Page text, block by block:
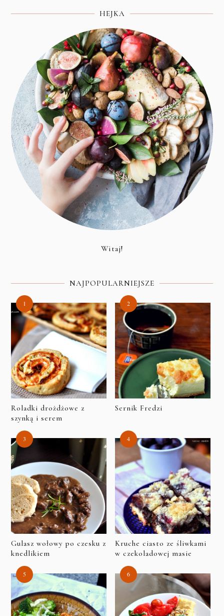
HEJKA
Witaj!
NAJPOPULARNIEJSZE
Roladki drożdżowe z
szynką i serem
Sernik Fredzi
Gulasz wołowy po czesku z
knedlikiem
Kruche ciasto ze śliwkami
w czekoladowej masie